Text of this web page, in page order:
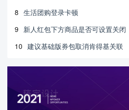
8 生活团购登录卡顿
9 新人红包下方商品是否可设置关闭
10 建议基础版券包取消肯得基关联